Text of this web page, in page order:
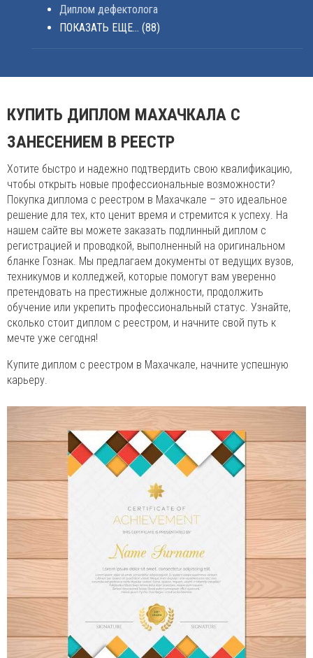
Диплом дефектолога
ПОКАЗАТЬ ЕЩЕ... (88)
КУПИТЬ ДИПЛОМ МАХАЧКАЛА С
ЗАНЕСЕНИЕМ В РЕЕСТР
Хотите быстро и надежно подтвердить свою квалификацию,
чтобы открыть новые профессиональные возможности?
Покупка диплома с реестром в Махачкале – это идеальное
решение для тех, кто ценит время и стремится к успеху. На
нашем сайте вы можете заказать подлинный диплом с
регистрацией и проводкой, выполненный на оригинальном
бланке Гознак. Мы предлагаем документы от ведущих вузов,
техникумов и колледжей, которые помогут вам уверенно
претендовать на престижные должности, продолжить
обучение или укрепить профессиональный статус. Узнайте,
сколько стоит диплом с реестром, и начните свой путь к
мечте уже сегодня!
Купите диплом с реестром в Махачкале, начните успешную
карьеру.